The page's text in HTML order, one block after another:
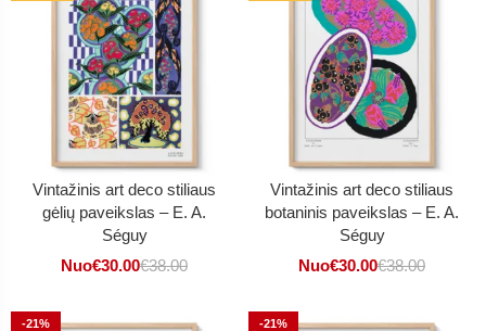
Vintažinis art deco stiliaus
gėlių paveikslas – E. A.
Séguy
Nuo€30.00€38.00
Vintažinis art deco stiliaus
botaninis paveikslas – E. A.
Séguy
Nuo€30.00€38.00
-21%
-21%